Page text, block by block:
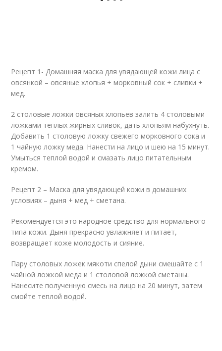
Рецепт 1- Домашняя маска для увядающей кожи лица с
овсянкой – овсяные хлопья + морковный сок + сливки +
мед.
2 столовые ложки овсяных хлопьев залить 4 столовыми
ложками теплых жирных сливок, дать хлопьям набухнуть.
Добавить 1 столовую ложку свежего морковного сока и
1 чайную ложку меда. Нанести на лицо и шею на 15 минут.
Умыться теплой водой и смазать лицо питательным
кремом.
Рецепт 2 – Маска для увядающей кожи в домашних
условиях – дыня + мед + сметана.
Рекомендуется это народное средство для нормального
типа кожи. Дыня прекрасно увлажняет и питает,
возвращает коже молодость и сияние.
Пару столовых ложек мякоти спелой дыни смешайте с 1
чайной ложкой меда и 1 столовой ложкой сметаны.
Нанесите полученную смесь на лицо на 20 минут, затем
смойте теплой водой.